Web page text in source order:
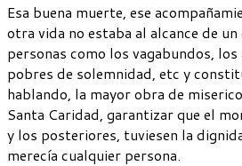
Esa buena muerte, ese
otra vida no estaba al alcance de
personas como los vagabundos,
pobres de solemnidad, etc y
hablando, la mayor obra de
Santa Caridad, garantizar que el
y los posteriores, tuviesen la
merecía cualquier persona.